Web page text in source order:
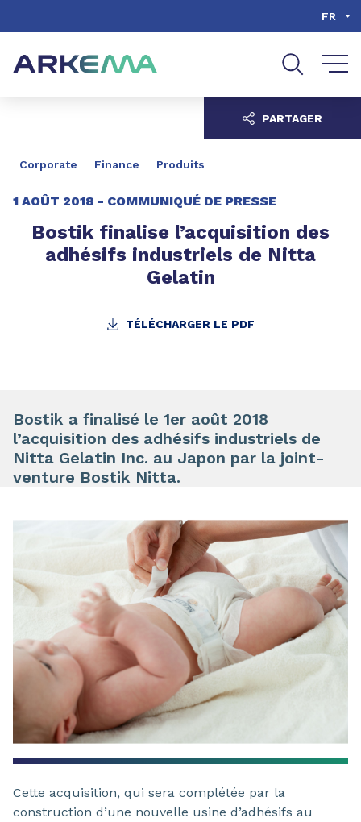
Aller à la recherche
FR
Corporate Finance Produits
1 AOÛT 2018 - COMMUNIQUÉ DE PRESSE
Bostik finalise l’acquisition des
adhésifs industriels de Nitta
Gelatin
TÉLÉCHARGER LE PDF
PARTAGER
Bostik a finalisé le 1er août 2018
l’acquisition des adhésifs industriels de
Nitta Gelatin Inc. au Japon par la joint-
venture Bostik Nitta.
Cette acquisition, qui sera complétée par la
construction d’une nouvelle usine d’adhésifs au